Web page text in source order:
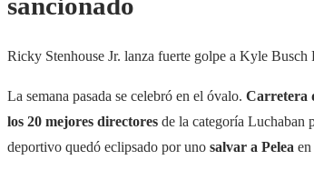
Ricky Stenhouse Jr. lanza fuerte golpe a Kyle Busch
La semana pasada se celebró en el óvalo. Carretera
los 20 mejores directores de la categoría Luchaban
deportivo quedó eclipsado por uno salvar a Pelea